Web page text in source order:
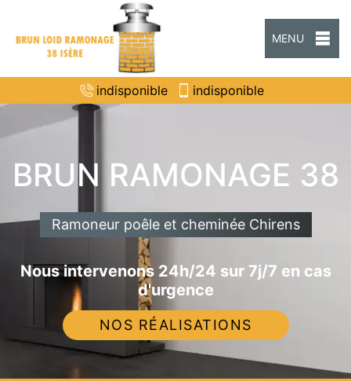
MENU
indisponible indisponible
BRUN RAMONAGE 38
Ramoneur poêle et cheminée Chirens
Nous intervenons 24h/24 sur 7j/7 en cas
d'urgence
NOS RÉALISATIONS